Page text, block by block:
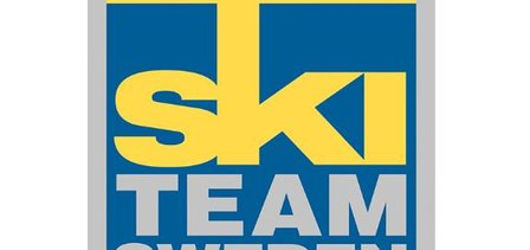
ERSMARKSBERGET
TEKNIKTRÄNING FÖR MOTIONÄRER